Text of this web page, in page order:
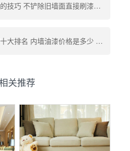
上一篇：自己刷墙面漆的技巧 不铲除旧墙面直接刷漆可以吗 白墙脏了能直接刷漆吗
下一篇：内墙油漆品牌十大排名 内墙油漆价格是多少 内墙油漆施工工序
关推荐